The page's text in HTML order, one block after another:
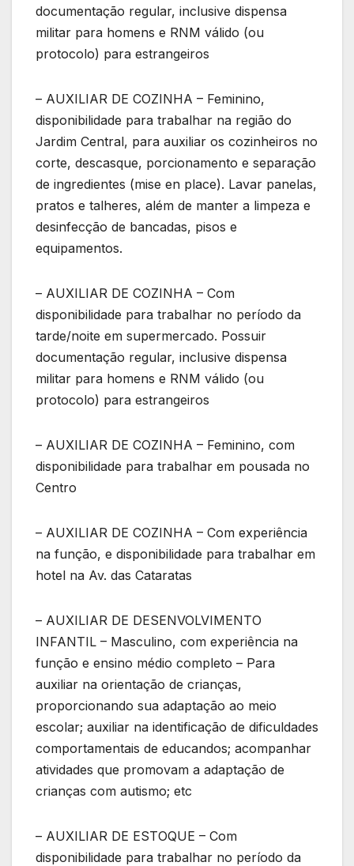
documentação regular, inclusive dispensa
militar para homens e RNM válido (ou
protocolo) para estrangeiros
– AUXILIAR DE COZINHA – Feminino,
disponibilidade para trabalhar na região do
Jardim Central, para auxiliar os cozinheiros no
corte, descasque, porcionamento e separação
de ingredientes (mise en place). Lavar panelas,
pratos e talheres, além de manter a limpeza e
desinfecção de bancadas, pisos e
equipamentos.
– AUXILIAR DE COZINHA – Com
disponibilidade para trabalhar no período da
tarde/noite em supermercado. Possuir
documentação regular, inclusive dispensa
militar para homens e RNM válido (ou
protocolo) para estrangeiros
– AUXILIAR DE COZINHA – Feminino, com
disponibilidade para trabalhar em pousada no
Centro
– AUXILIAR DE COZINHA – Com experiência
na função, e disponibilidade para trabalhar em
hotel na Av. das Cataratas
– AUXILIAR DE DESENVOLVIMENTO
INFANTIL – Masculino, com experiência na
função e ensino médio completo – Para
auxiliar na orientação de crianças,
proporcionando sua adaptação ao meio
escolar; auxiliar na identificação de dificuldades
comportamentais de educandos; acompanhar
atividades que promovam a adaptação de
crianças com autismo; etc
– AUXILIAR DE ESTOQUE – Com
disponibilidade para trabalhar no período da